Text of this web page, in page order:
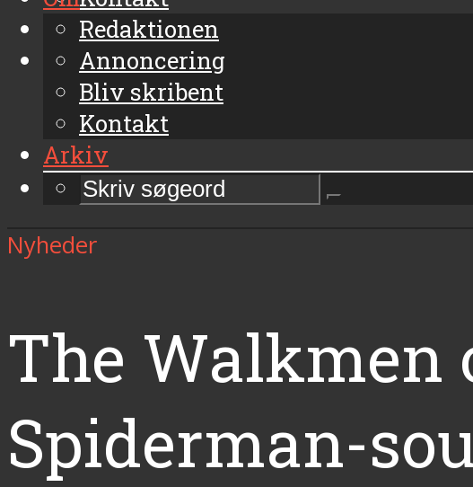
Arkiv
Redaktionen
Annoncering
Bliv skribent
Kontakt
Arkiv
Nyheder
The Walkmen
Spiderman-